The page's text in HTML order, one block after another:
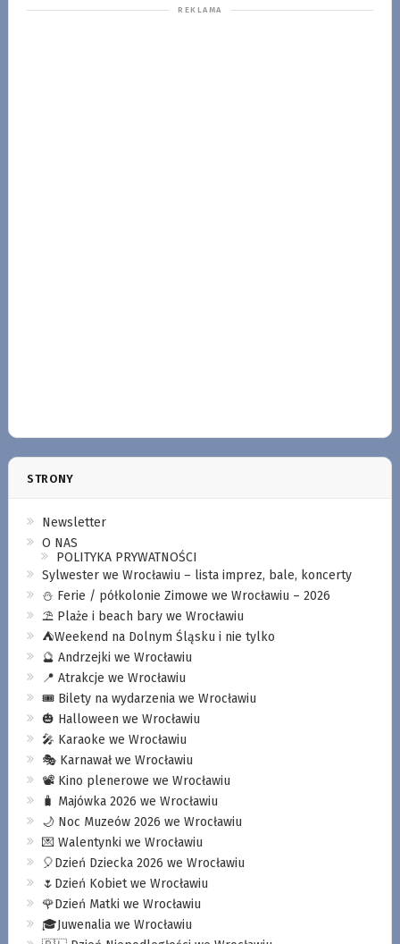
STRONY
Newsletter
O NAS
POLITYKA PRYWATNOŚCI
Sylwester we Wrocławiu – lista imprez, bale, koncerty
⛄️ Ferie / półkolonie Zimowe we Wrocławiu – 2026
⛱️ Plaże i beach bary we Wrocławiu
⛺️Weekend na Dolnym Śląsku i nie tylko
🔮 Andrzejki we Wrocławiu
📍 Atrakcje we Wrocławiu
🎟️ Bilety na wydarzenia we Wrocławiu
🎃 Halloween we Wrocławiu
🎤 Karaoke we Wrocławiu
🎭 Karnawał we Wrocławiu
📽️ Kino plenerowe we Wrocławiu
🧳 Majówka 2026 we Wrocławiu
🌙 Noc Muzeów 2026 we Wrocławiu
💌 Walentynki we Wrocławiu
🎈Dzień Dziecka 2026 we Wrocławiu
🌷Dzień Kobiet we Wrocławiu
🌹Dzień Matki we Wrocławiu
🎓Juwenalia we Wrocławiu